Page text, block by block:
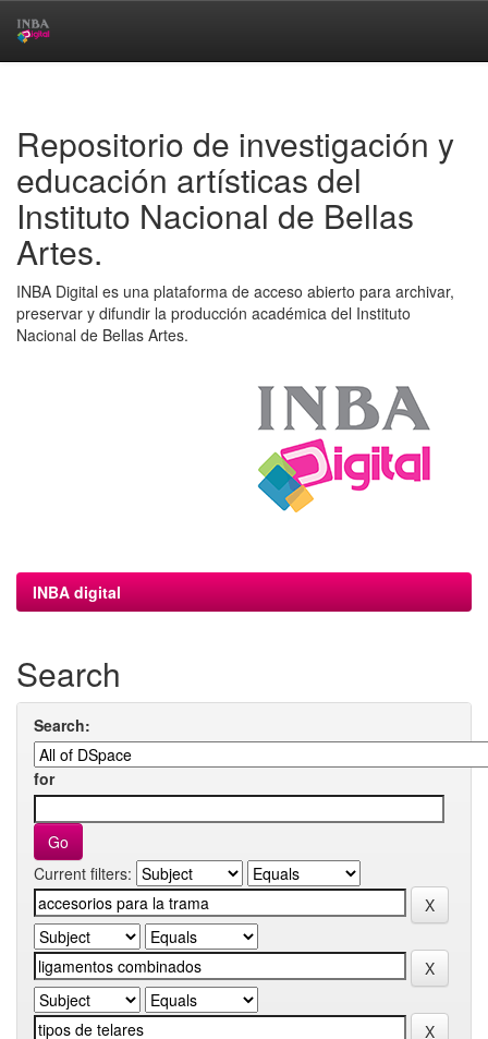
Repositorio de investigación y
educación artísticas del
Instituto Nacional de Bellas
Artes.
INBA Digital es una plataforma de acceso abierto para archivar,
preservar y difundir la producción académica del Instituto
Nacional de Bellas Artes.
INBA digital
Search
Search:
for
Current filters: